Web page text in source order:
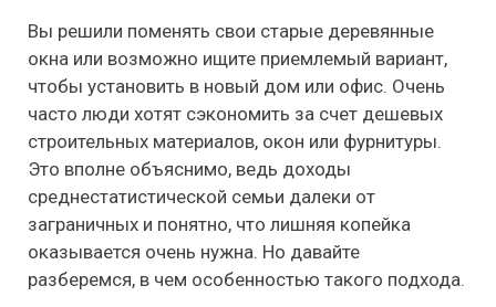
Вы решили поменять свои старые деревянные
окна или возможно ищите приемлемый вариант,
чтобы установить в новый дом или офис. Очень
часто люди хотят сэкономить за счет дешевых
строительных материалов, окон или фурнитуры.
Это вполне объяснимо, ведь доходы
среднестатистической семьи далеки от
заграничных и понятно, что лишняя копейка
оказывается очень нужна. Но давайте
разберемся, в чем особенностью такого подхода.